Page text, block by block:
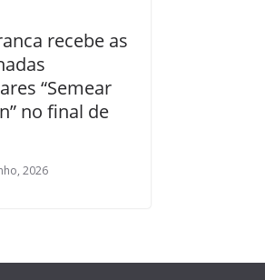
recebe as
“Semear
no final de
2026